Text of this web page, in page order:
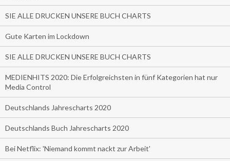
SIE ALLE DRUCKEN UNSERE BUCH CHARTS
Gute Karten im Lockdown
SIE ALLE DRUCKEN UNSERE BUCH CHARTS
MEDIENHITS 2020: Die Erfolgreichsten in fünf Kategorien hat nur
Media Control
Deutschlands Jahrescharts 2020
Deutschlands Buch Jahrescharts 2020
Bei Netflix: 'Niemand kommt nackt zur Arbeit'